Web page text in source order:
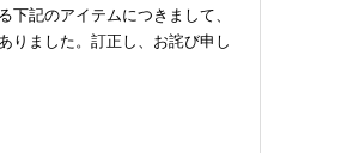
下記のアイテムにつきまして、
りました。訂正し、お詫び申し